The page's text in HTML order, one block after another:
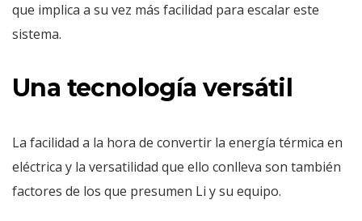
que implica a su vez más facilidad para escalar este
sistema.
Una tecnología versátil
La facilidad a la hora de convertir la energía térmica en
eléctrica y la versatilidad que ello conlleva son también
factores de los que presumen Li y su equipo.